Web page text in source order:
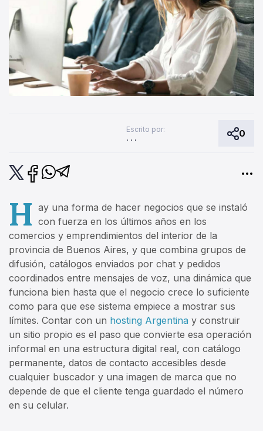
Escrito por:
. . .
0
H ay una forma de hacer negocios que se instaló
con fuerza en los últimos años en los
comercios y emprendimientos del interior de la
provincia de Buenos Aires, y que combina grupos de
difusión, catálogos enviados por chat y pedidos
coordinados entre mensajes de voz, una dinámica que
funciona bien hasta que el negocio crece lo suficiente
como para que ese sistema empiece a mostrar sus
límites. Contar con un hosting Argentina y construir
un sitio propio es el paso que convierte esa operación
informal en una estructura digital real, con catálogo
permanente, datos de contacto accesibles desde
cualquier buscador y una imagen de marca que no
depende de que el cliente tenga guardado el número
en su celular.